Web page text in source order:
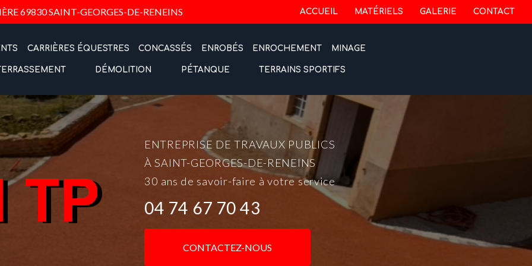
69830 SAINT-GEORGES-DE-RENEINS Navigation secondaire
ACCUEIL MATÉRIELS GALERIE CONTACT
CARRIÈRES ÉQUESTRES CONCASSÉS ENROBÉS ENROCHEMENT MINAGE
DÉMOLITION PÉTANQUE TERRAINS SPORTIFS
ENTREPRISE DE TRAVAUX PUBLICS
À SAINT-GEORGES-DE-RENEINS
30 ans de savoir-faire à votre service
04 74 67 70 43
CONTACTEZ-NOUS